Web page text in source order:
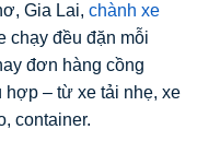
Gia Lai, chành xe
chạy đều đặn mỗi
đơn hàng cồng
hợp – từ xe tải nhẹ, xe
container.